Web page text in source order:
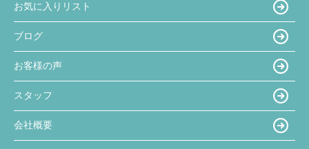
お気に入りリスト
ブログ
お客様の声
スタッフ
会社概要